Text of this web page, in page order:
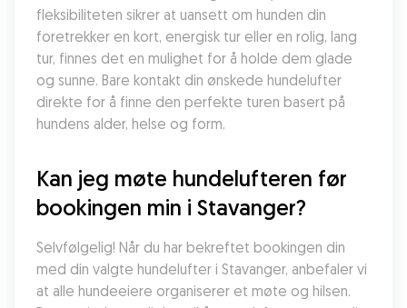
fleksibiliteten sikrer at uansett om hunden din
foretrekker en kort, energisk tur eller en rolig, lang
tur, finnes det en mulighet for å holde dem glade
og sunne. Bare kontakt din ønskede hundelufter
direkte for å finne den perfekte turen basert på
hundens alder, helse og form.
Kan jeg møte hundelufteren før
bookingen min i Stavanger?
Selvfølgelig! Når du har bekreftet bookingen din
med din valgte hundelufter i Stavanger, anbefaler vi
at alle hundeeiere organiserer et møte og hilsen.